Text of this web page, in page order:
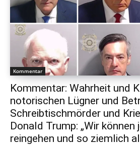
Kommentar
Kommentar: Wahrheit und
notorischen Lügner und
Schreibtischmörder und
Donald Trump: „Wir können
reingehen und so ziemlich